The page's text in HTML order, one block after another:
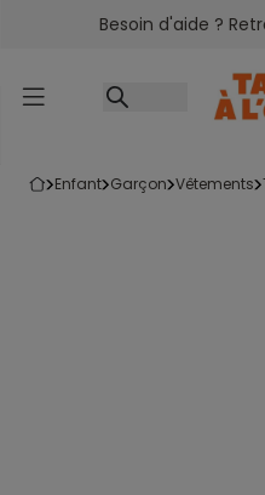
Accéder au contenu
Besoin d'aide ?
enfant garçon vêtements